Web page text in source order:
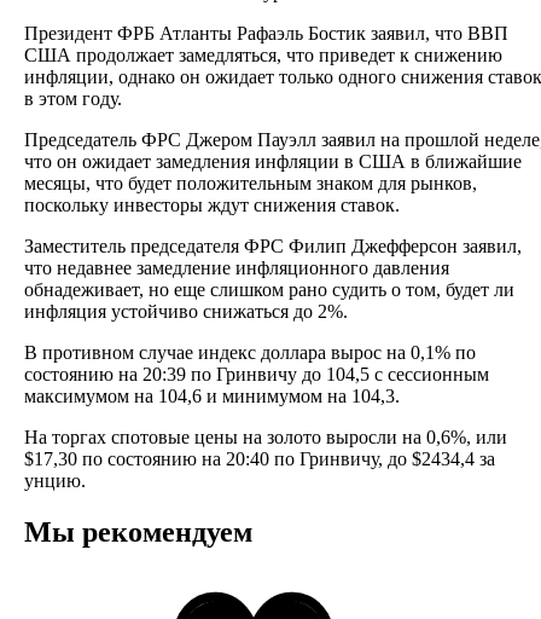
Президент ФРБ Атланты Рафаэль Бостик заявил, что ВВП
США продолжает замедляться, что приведет к снижению
инфляции, однако он ожидает только одного снижения ставок
в этом году.
Председатель ФРС Джером Пауэлл заявил на прошлой
что он ожидает замедления инфляции в США в ближайшие
месяцы, что будет положительным знаком для рынков,
поскольку инвесторы ждут снижения ставок.
Заместитель председателя ФРС Филип Джефферсон заявил,
что недавнее замедление инфляционного давления
обнадеживает, но еще слишком рано судить о том, будет ли
инфляция устойчиво снижаться до 2%.
В противном случае индекс доллара вырос на 0,1% по
состоянию на 20:39 по Гринвичу до 104,5 с сессионным
максимумом на 104,6 и минимумом на 104,3.
На торгах спотовые цены на золото выросли на 0,6%, или
$17,30 по состоянию на 20:40 по Гринвичу, до $2434,4 за
унцию.
Мы рекомендуем